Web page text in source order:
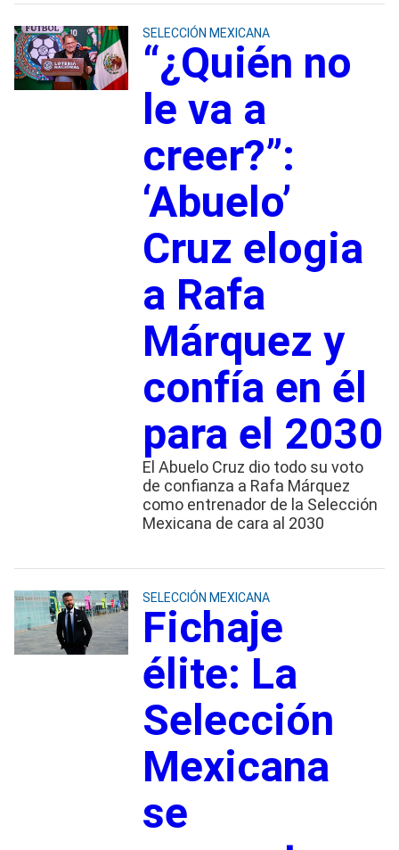
SELECCIÓN MEXICANA
“¿Quién no
le va a
creer?”:
‘Abuelo’
Cruz elogia
a Rafa
Márquez y
confía en él
para el 2030
El Abuelo Cruz dio todo su voto
de confianza a Rafa Márquez
como entrenador de la Selección
Mexicana de cara al 2030
SELECCIÓN MEXICANA
Fichaje
élite: La
Selección
Mexicana
se